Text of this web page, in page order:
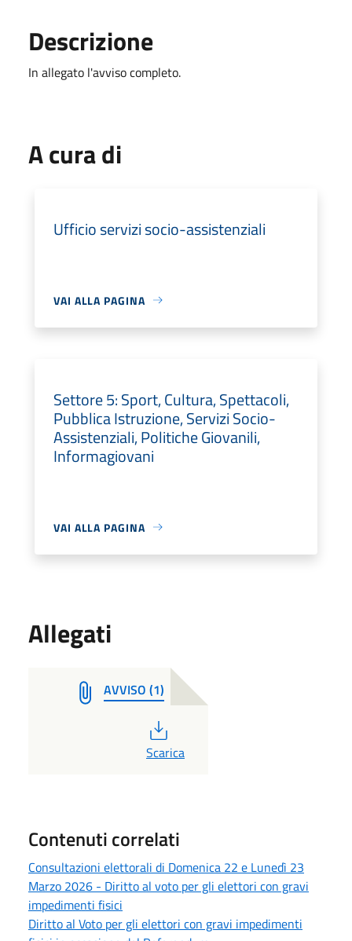
Descrizione
In allegato l'avviso completo.
A cura di
Ufficio servizi socio-assistenziali
VAI ALLA PAGINA
Settore 5: Sport, Cultura, Spettacoli,
Pubblica Istruzione, Servizi Socio-
Assistenziali, Politiche Giovanili,
Informagiovani
VAI ALLA PAGINA
Allegati
AVVISO (1)
PDF
Scarica
Contenuti correlati
Consultazioni elettorali di Domenica 22 e Lunedì 23
Marzo 2026 - Diritto al voto per gli elettori con gravi
impedimenti fisici
Diritto al Voto per gli elettori con gravi impedimenti